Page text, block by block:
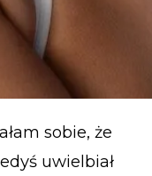
sobie, że
uwielbiał